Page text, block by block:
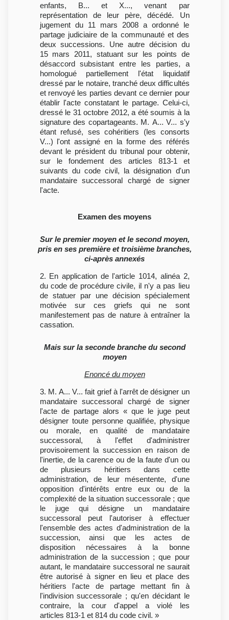
enfants, B... et X..., venant par
représentation de leur père, décédé. Un
jugement du 11 mars 2008 a ordonné le
partage judiciaire de la communauté et des
deux successions. Une autre décision du
15 mars 2011, statuant sur les points de
désaccord subsistant entre les parties, a
homologué partiellement l'état liquidatif
dressé par le notaire, tranché deux difficultés
et renvoyé les parties devant ce dernier pour
établir l'acte constatant le partage. Celui-ci,
dressé le 31 octobre 2012, a été soumis à la
signature des copartageants. M. A... V... s'y
étant refusé, ses cohéritiers (les consorts
V...) l'ont assigné en la forme des référés
devant le président du tribunal pour obtenir,
sur le fondement des articles 813-1 et
suivants du code civil, la désignation d'un
mandataire successoral chargé de signer
l'acte.
Examen des moyens
Sur le premier moyen et le second moyen,
pris en ses première et troisième branches,
ci-après annexés
2. En application de l'article 1014, alinéa 2,
du code de procédure civile, il n'y a pas lieu
de statuer par une décision spécialement
motivée sur ces griefs qui ne sont
manifestement pas de nature à entraîner la
cassation.
Mais sur la seconde branche du second
moyen
Enoncé du moyen
3. M. A... V... fait grief à l'arrêt de désigner un
mandataire successoral chargé de signer
l'acte de partage alors « que le juge peut
désigner toute personne qualifiée, physique
ou morale, en qualité de mandataire
successoral, à l'effet d'administrer
provisoirement la succession en raison de
l'inertie, de la carence ou de la faute d'un ou
de plusieurs héritiers dans cette
administration, de leur mésentente, d'une
opposition d'intérêts entre eux ou de la
complexité de la situation successorale ; que
le juge qui désigne un mandataire
successoral peut l'autoriser à effectuer
l'ensemble des actes d'administration de la
succession, ainsi que les actes de
disposition nécessaires à la bonne
administration de la succession ; que pour
autant, le mandataire successoral ne saurait
être autorisé à signer en lieu et place des
héritiers l'acte de partage mettant fin à
l'indivision successorale ; qu'en décidant le
contraire, la cour d'appel a violé les
articles 813-1 et 814 du code civil. »